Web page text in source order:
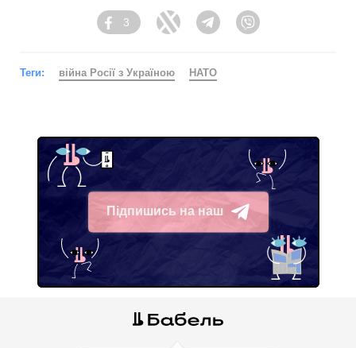
Facebook
3
Twitter TelegramViber
Теги: війна Росії з Україною НАТО
Підпишись на наш
Telegram